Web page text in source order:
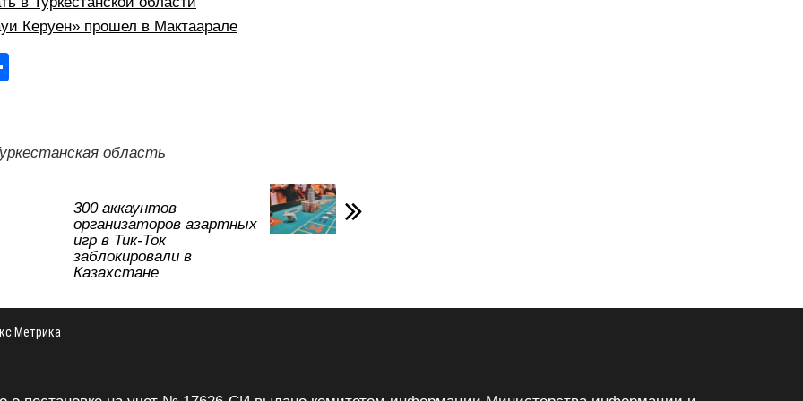
Керуен» прошел в Мактаарале
а
область
300 аккаунтов
организаторов азартных
игр в Тик-Ток
заблокировали в
Казахстане